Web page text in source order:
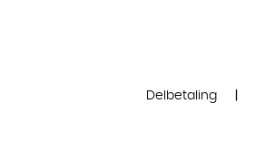
Delbetaling